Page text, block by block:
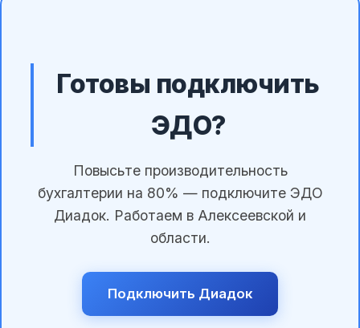
Готовы подключить
ЭДО?
Повысьте производительность
бухгалтерии на 80% — подключите ЭДО
Диадок. Работаем в Алексеевской и
области.
Подключить Диадок